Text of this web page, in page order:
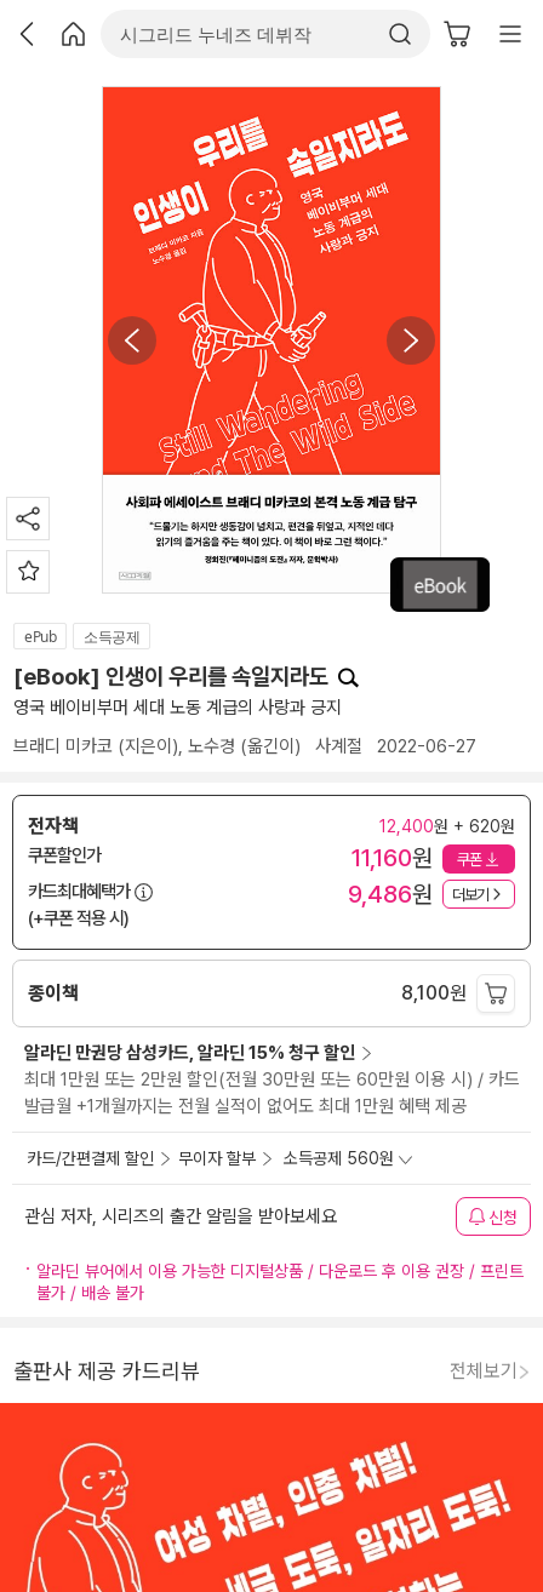
ePub 소득공제
[eBook] 인생이 우리를 속일지라도
영국 베이비부머 세대 노동 계급의 사랑과 긍지
브래디 미카코 (지은이), 노수경 (옮긴이) 사계절 2022-06-27
전자책 12,400원 + 620원
쿠폰할인가 11,160원 쿠폰
카드최대혜택가
(+쿠폰 적용 시)
9,486원 더보기
종이책 8,100원
알라딘 만권당 삼성카드, 알라딘 15% 청구 할인
최대 1만원 또는 2만원 할인(전월 30만원 또는 60만원 이용 시) / 카드
발급월 +1개월까지는 전월 실적이 없어도 최대 1만원 혜택 제공
카드/간편결제 할인 무이자 할부 소득공제 560원
관심 저자, 시리즈의 출간 알림을 받아보세요 신청
알라딘 뷰어에서 이용 가능한 디지털상품 / 다운로드 후 이용 권장 / 프린트
불가 / 배송 불가
출판사 제공 카드리뷰 전체보기